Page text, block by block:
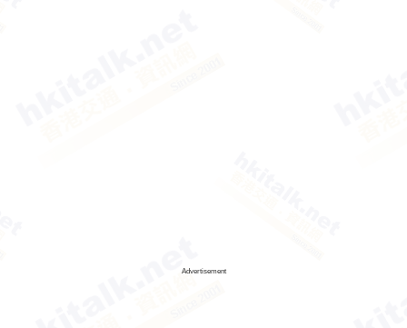
Advertisement